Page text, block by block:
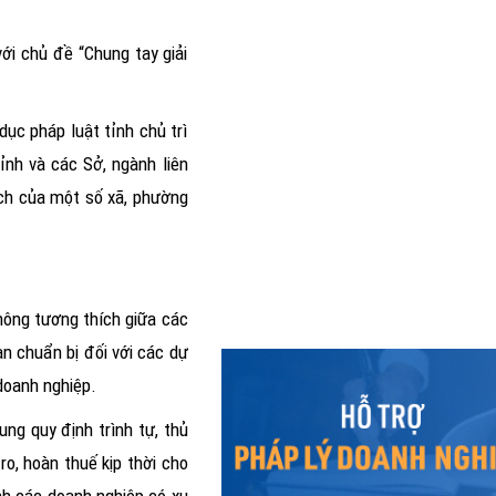
chủ đề “Chung tay giải
pháp luật tỉnh chủ trì
và các Sở, ngành liên
của một số xã, phường
tương thích giữa các
chuẩn bị đối với các dự
nghiệp.
quy định trình tự, thủ
hoàn thuế kịp thời cho
tư vấn viên pháp luật trên địa bàn
Thông báo Đấu giá tài sản
Thông báo Đấu giá tài sản